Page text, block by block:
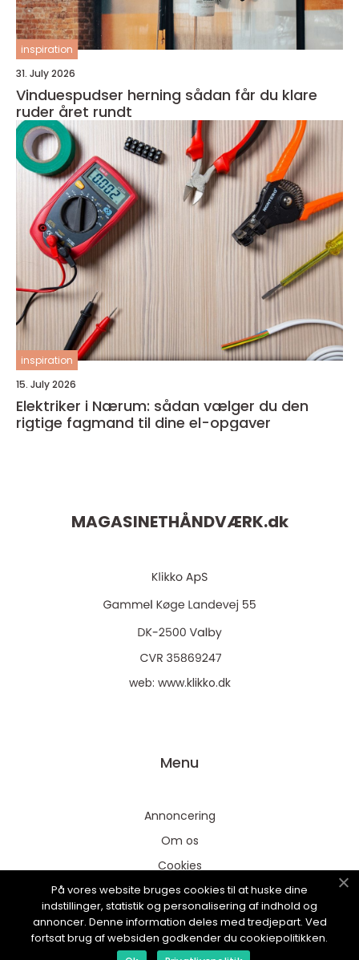
inspiration
31. July 2026
Vinduespudser herning sådan får du klare
ruder året rundt
inspiration
15. July 2026
Elektriker i Nærum: sådan vælger du den
rigtige fagmand til dine el-opgaver
MAGASINETHÅNDVÆRK.dk
web: www.klikko.dk
Menu
Annoncering
Om os
Cookies
Kontakt os
Sitemap
På vores website bruges cookies til at huske dine
indstillinger, statistik og personalisering af indhold og
annoncer. Denne information deles med tredjepart. Ved
fortsat brug af websiden godkender du cookiepolitikken.